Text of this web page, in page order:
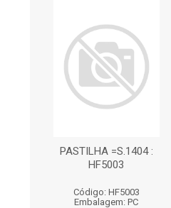
PASTILHA =S.1404 :
HF5003
Código: HF5003
Embalagem: PC